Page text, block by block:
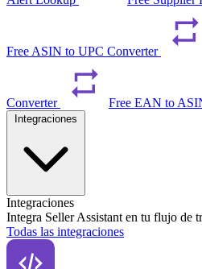
Free ASIN to UPC Converter
Converter Free EAN to
Integraciones
Integra Seller Assistant en tu flujo de
Todas las integraciones